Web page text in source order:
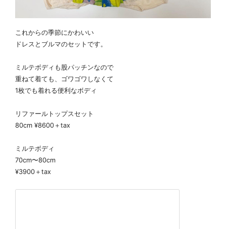
これからの季節にかわいい
ドレスとブルマのセットです。
ミルテボディも股パッチンなので
重ねて着ても、ゴワゴワしなくて
1枚でも着れる便利なボディ
リファールトップスセット
80cm ¥8600＋tax
ミルテボディ
70cm〜80cm
¥3900＋tax